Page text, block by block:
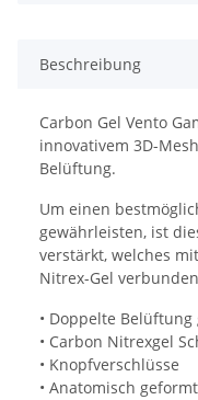
Beschreibung
Carbon Gel Vento
innovativem 3D-
Belüftung.
Um einen
gewährleisten, ist
verstärkt, welches
Nitrex-Gel
• Doppelte
• Carbon Nitrexgel
• Knopfverschlüsse
• Anatomisch